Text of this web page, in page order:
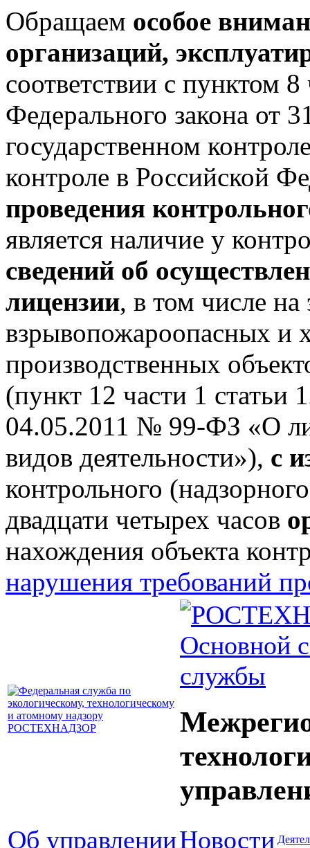
Обращаем особое
организаций,
соответствии с пунктом 8
Федерального закона
государственном
контроле в Российской
проведения
является наличие у
сведений об
лицензии, в том числе
взрывопожароопасных и
производственных
(пункт 12 части 1 статьи
04.05.2011 № 99-ФЗ «О
видов деятельности»), с
контрольного
двадцати четырех часов
нахождения объекта
нарушения требований
Основной
службы
Об управленииНовости